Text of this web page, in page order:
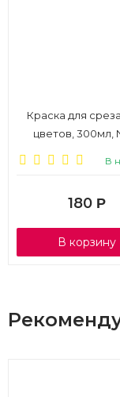
Краска для
цветов, 300мл,
В
180 Р
В корзину